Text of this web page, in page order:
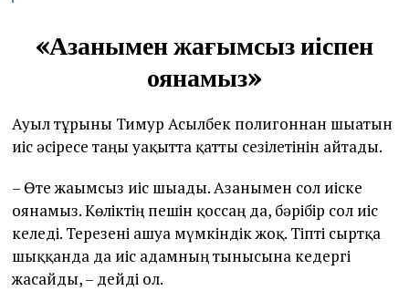
«Азанымен жағымсыз иіспен
оянамыз»
Ауыл тұрғыны Тимур Асылбек полигоннан шығатын
иіс әсіресе таңғы уақытта қатты сезілетінін айтады.
– Өте жағымсыз иіс шығады. Азанымен сол иіске
оянамыз. Көліктің пешін қоссаң да, бәрібір сол иіс
келеді. Терезені ашуға мүмкіндік жоқ. Тіпті сыртқа
шыққанда да иіс адамның тынысына кедергі
жасайды, – дейді ол.